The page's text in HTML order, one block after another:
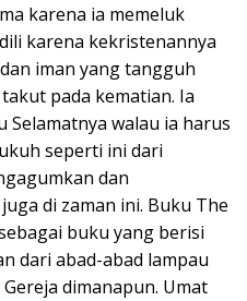
karena ia memeluk
karena kekristenannya
iman yang tangguh
pada kematian. Ia
Selamatnya walau ia harus
seperti ini dari
dan
di zaman ini. Buku The
buku yang berisi
dari abad-abad lampau
dimanapun. Umat